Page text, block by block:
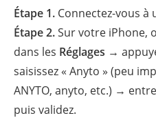
Étape 1. Connectez-vous à
Étape 2.Sur votre iPhone,
dans les Réglages →
saisissez « Anyto » (peu
ANYTO, anyto, etc.) →
puis validez.